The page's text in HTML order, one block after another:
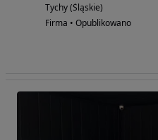
Tychy (Śląskie)
Firma • Opublikowano